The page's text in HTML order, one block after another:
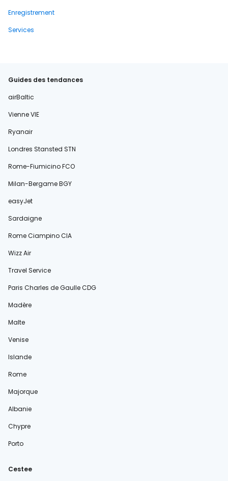
Enregistrement
Services
Guides des tendances
airBaltic
Vienne VIE
Ryanair
Londres Stansted STN
Rome-Fiumicino FCO
Milan-Bergame BGY
easyJet
Sardaigne
Rome Ciampino CIA
Wizz Air
Travel Service
Paris Charles de Gaulle CDG
Madère
Malte
Venise
Islande
Rome
Majorque
Albanie
Chypre
Porto
Cestee